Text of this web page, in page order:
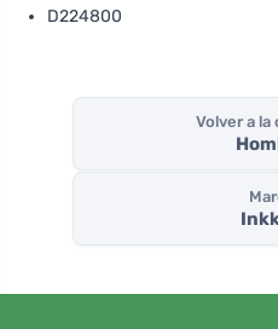
D224800
Volver a la